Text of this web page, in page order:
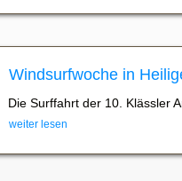
Windsurfwoche in
Die Surffahrt der 10. Klässler
weiter lesen